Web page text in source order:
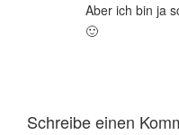
Aber ich bin ja
🙂
Schreibe einen